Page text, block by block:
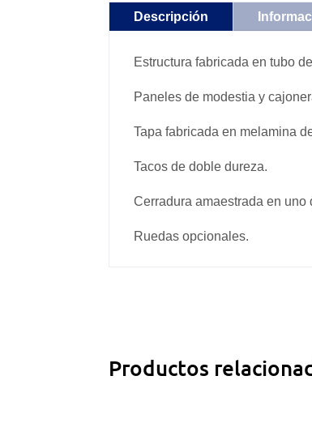
Descripción
Estructura fabricada en tubo
Paneles de modestia y
Tapa fabricada en melamina
Tacos de doble dureza.
Cerradura amaestrada en uno
Ruedas opcionales.
Productos